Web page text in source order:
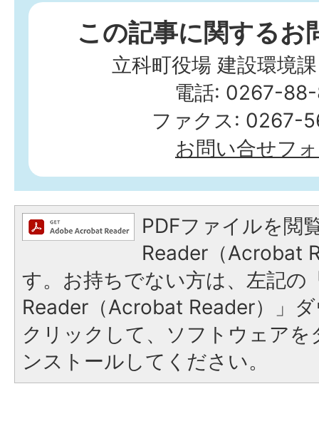
この記事に関するお
立科町役場 建設環境
電話: 0267-88-
ファクス: 0267-
お問い合せフ
PDFファイルを閲
Reader（Acrobat
す。お持ちでない方は、左記の
Reader（Acrobat Reader）」
クリックして、ソフトウェア
ンストールしてください。